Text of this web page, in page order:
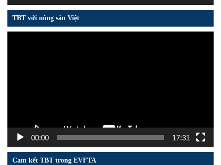
TBT với nông sản Việt
00:00 17:31
Cam kết TBT trong EVFTA